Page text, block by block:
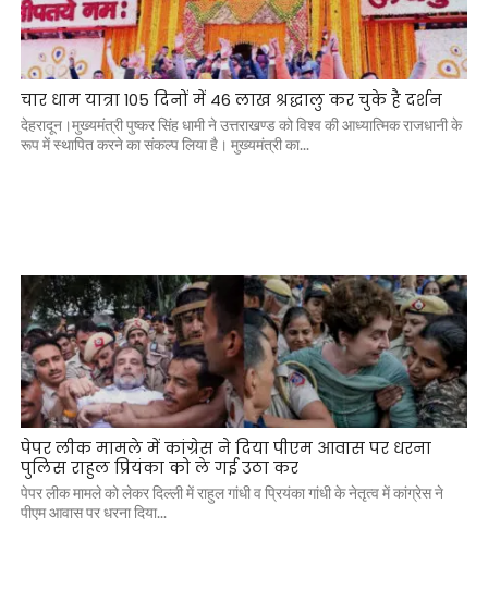
चार धाम यात्रा 105 दिनों में 46 लाख श्रद्धालु कर चुके है दर्शन
देहरादून।मुख्यमंत्री पुष्कर सिंह धामी ने उत्तराखण्ड को विश्व की आध्यात्मिक राजधानी के
रूप में स्थापित करने का संकल्प लिया है। मुख्यमंत्री का...
पेपर लीक मामले में कांग्रेस ने दिया पीएम आवास पर धरना
पुलिस राहुल प्रियंका को ले गई उठा कर
पेपर लीक मामले को लेकर दिल्ली में राहुल गांधी व प्रियंका गांधी के नेतृत्व में कांग्रेस ने
पीएम आवास पर धरना दिया...